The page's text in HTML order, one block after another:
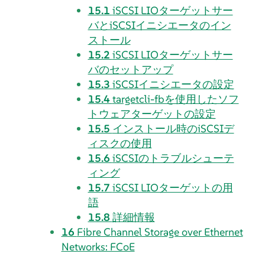
15.1 iSCSI LIOターゲットサー
バとiSCSIイニシエータのイン
ストール
15.2 iSCSI LIOターゲットサー
バのセットアップ
15.3 iSCSIイニシエータの設定
15.4targetcli-fbを使用したソフ
トウェアターゲットの設定
15.5 インストール時のiSCSIデ
ィスクの使用
15.6 iSCSIのトラブルシューテ
ィング
15.7 iSCSI LIOターゲットの用
語
15.8 詳細情報
16 Fibre Channel Storage over Ethernet
Networks: FCoE